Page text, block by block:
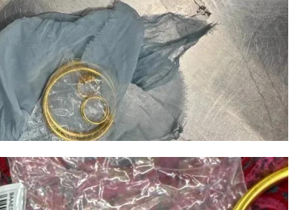
сергей перминов
ход благоустройства, а также вопросы безопасности,
пропускного режима. Отдельно участники встречи
есть риск отставания от намеченного графика.